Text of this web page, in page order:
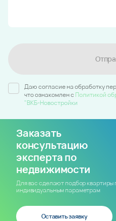
Даю согласие на обработку
что ознакомлен c Политикой
"ВКБ-Новостройки
Заказать
консультацию
эксперта по
недвижимости
Для вас сделают подбор квартиры
индивидуальным параметрам
Оставить заявку